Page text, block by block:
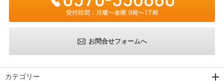
お問合せフォームへ
カテゴリー